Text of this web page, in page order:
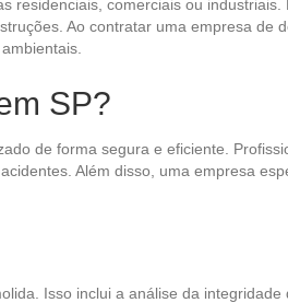
comerciais ou
Ao contratar uma empresa de
SP?
de forma segura e eficiente.
Além disso, uma empresa
Isso inclui a análise da